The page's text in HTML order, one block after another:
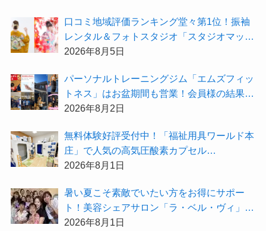
⼝コミ地域評価ランキング堂々第1位！振袖
レンタル＆フォトスタジオ「スタジオマック
ス」がお得な『2026年8月限定キャンペー
2026年8月5日
パーソナルトレーニングジム「エムズフィッ
トネス」はお盆期間も営業！会員様の結果を
大公開★
2026年8月2日
無料体験好評受付中！「福祉用具ワールド本
庄」で人気の高気圧酸素カプセル
「O2BOX（30分500円）」で夏バテ撃退★
2026年8月1日
暑い夏こそ素敵でいたい方をお得にサポー
ト！美容シェアサロン「ラ・ベル・ヴィ」か
ら2026年8月のお得情報が届きました！
2026年8月1日